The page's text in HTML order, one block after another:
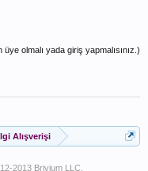
olmalı yada giriş yapmalısınız.)
Alışverişi
2013 Brivium LLC.